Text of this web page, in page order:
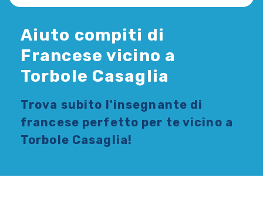
Aiuto compiti di
Francese vicino a
Torbole Casaglia
Trova subito l'insegnante di
francese perfetto per te vicino a
Torbole Casaglia!